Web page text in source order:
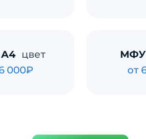
цвет
000₽
МФУ
от